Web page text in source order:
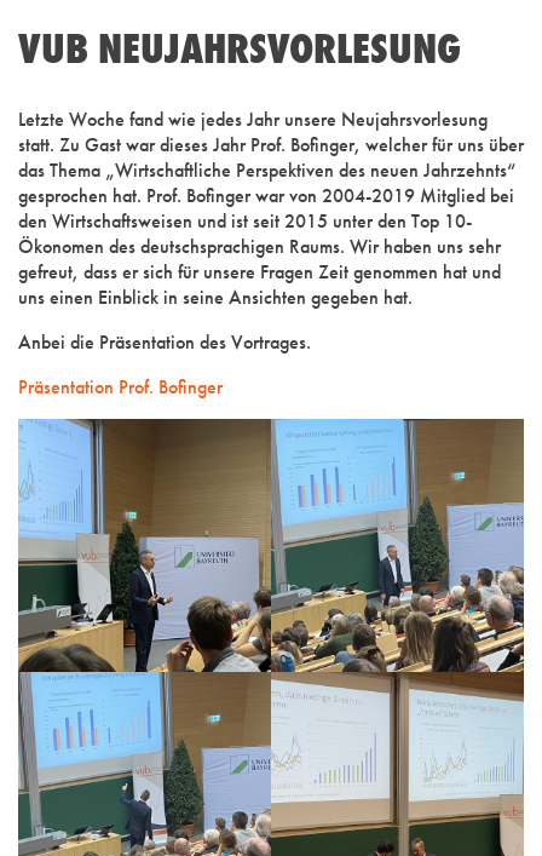
VUB NEUJAHRSVORLESUNG
Letzte Woche fand wie jedes Jahr unsere Neujahrsvorlesung
statt. Zu Gast war dieses Jahr Prof. Bofinger, welcher für uns über
das Thema „Wirtschaftliche Perspektiven des neuen Jahrzehnts“
gesprochen hat. Prof. Bofinger war von 2004-2019 Mitglied bei
den Wirtschaftsweisen und ist seit 2015 unter den Top 10-
Ökonomen des deutschsprachigen Raums. Wir haben uns sehr
gefreut, dass er sich für unsere Fragen Zeit genommen hat und
uns einen Einblick in seine Ansichten gegeben hat.
Anbei die Präsentation des Vortrages.
Präsentation Prof. Bofinger